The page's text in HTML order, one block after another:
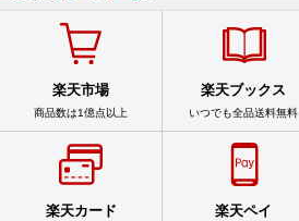
楽天市場
商品数は1億点以上
楽天ブックス
いつでも全品送料無料
楽天カード 楽天ペイ